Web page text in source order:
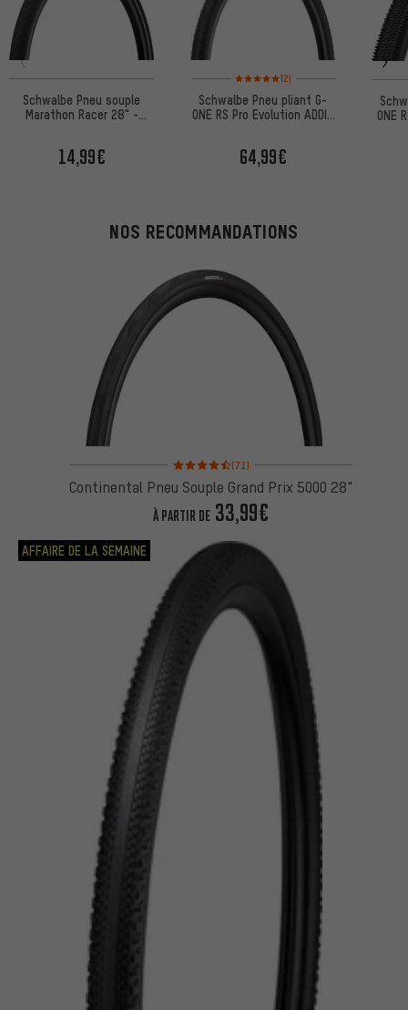
Schwalbe Pneu souple
Marathon Racer 28" -
14,99€
Note moyenne : 5 sur 5 d'après 2 avis
(2)
Schwalbe Pneu pliant G-
ONE RS Pro Evolution ADDIX
64,99€
ONE
NOS RECOMMANDATIONS
Note moyenne : 4,5 sur 5 d'après 71 avis
(71)
Continental Pneu Souple Grand Prix 5000 28"
À PARTIR DE33,99€
AFFAIRE DE LA SEMAINE